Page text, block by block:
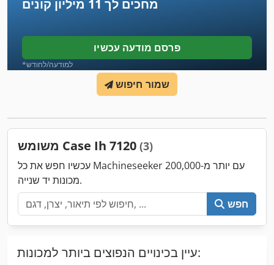
מחכים לך 11 מיליון קונים
פרסם מודעה עכשיו
*למודעה/לחודש
שמור חיפוש
משומש Case Ih 7120 (3)
עכשיו חפש את כל Machineseeker עם יותר מ-200,000
מכונות יד שנייה.
חפש
עיין בכינויים הנפוצים ביותר למכונות: